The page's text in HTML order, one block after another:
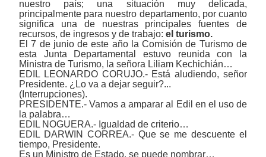
nuestro país; una situación muy delicada,
principalmente para nuestro departamento, por cuanto
significa una de nuestras principales fuentes de
recursos, de ingresos y de trabajo: el turismo.
El 7 de junio de este año la Comisión de Turismo de
esta Junta Departamental estuvo reunida con la
Ministra de Turismo, la señora Liliam Kechichián…
EDIL LEONARDO CORUJO.- Está aludiendo, señor
Presidente. ¿Lo va a dejar seguir?...
(Interrupciones).
PRESIDENTE.- Vamos a amparar al Edil en el uso de
la palabra…
EDIL NOGUERA.- Igualdad de criterio…
EDIL DARWIN CORREA.- Que se me descuente el
tiempo, Presidente.
Es un Ministro de Estado, se puede nombrar…